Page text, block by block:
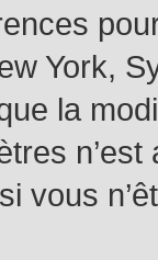
York,
la
vous